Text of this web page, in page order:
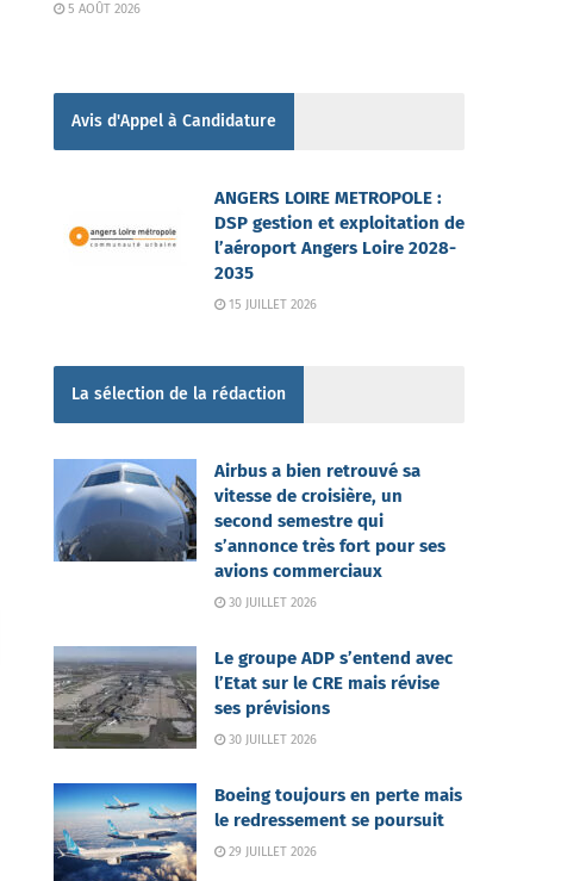
5 AOÛT 2026
Avis d'Appel à Candidature
ANGERS LOIRE METROPOLE :
DSP gestion et exploitation de
l’aéroport Angers Loire 2028-
2035
15 JUILLET 2026
La sélection de la rédaction
Airbus a bien retrouvé sa
vitesse de croisière, un
second semestre qui
s’annonce très fort pour ses
avions commerciaux
30 JUILLET 2026
Le groupe ADP s’entend avec
l’Etat sur le CRE mais révise
ses prévisions
30 JUILLET 2026
Boeing toujours en perte mais
le redressement se poursuit
29 JUILLET 2026